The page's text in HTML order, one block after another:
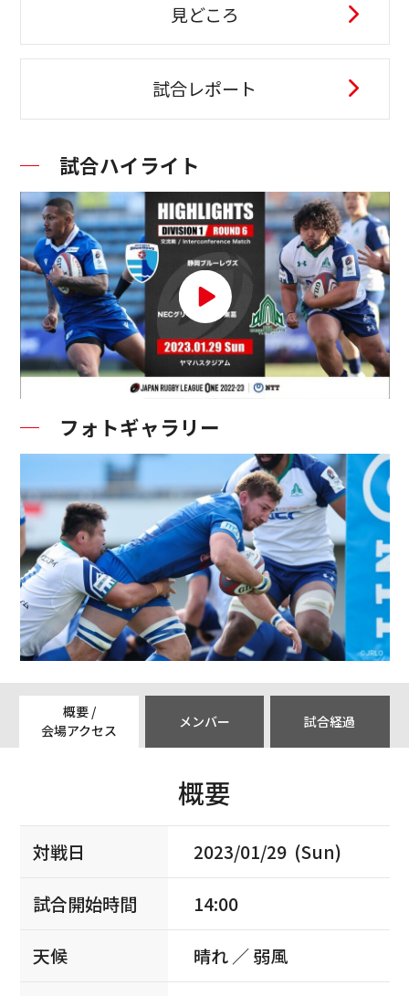
見どころ
試合レポート
試合ハイライト
フォトギャラリー
概要 /
会場アクセス
メンバー 試合経過
概要
対戦日 2023/01/29 (Sun)
試合開始時間 14:00
天候 晴れ ／ 弱風